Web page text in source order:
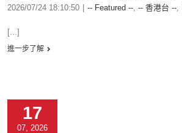
2026/07/24 18:10:50 -- Featured --, -- 香港台 --,
[...]
進一步了解
17
07, 2026